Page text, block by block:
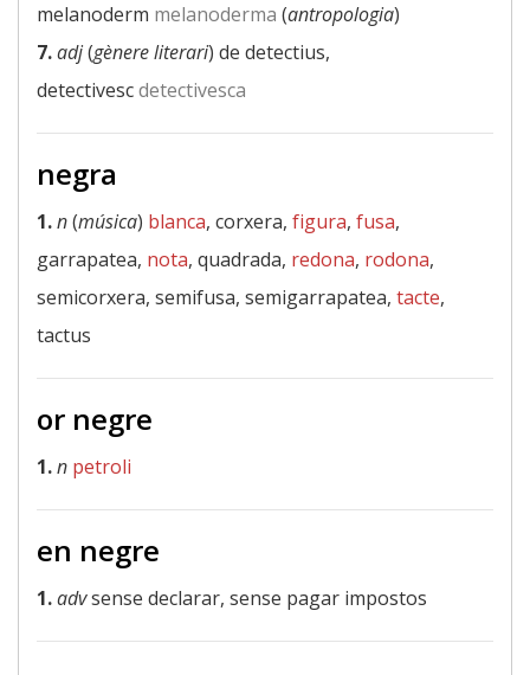
melanoderm melanoderma (antropologia)
7.adj(gènere literari) de detectius,
detectivescdetectivesca
negra
1.n(música) blanca, corxera, figura, fusa,
garrapatea, nota, quadrada, redona, rodona,
semicorxera, semifusa, semigarrapatea, tacte,
tactus
or negre
1.n petroli
en negre
1.advsense declarar, sense pagar impostos